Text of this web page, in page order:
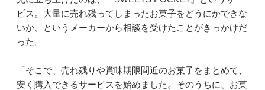
ビス。大量に売れ残ってしまったお菓子をどうにかできな
いか、というメーカーから相談を受けたことがきっかけだ
った。
「そこで、売れ残りや賞味期限間近のお菓子をまとめて、
安く購入できるサービスを始めました。そのうちに、お菓